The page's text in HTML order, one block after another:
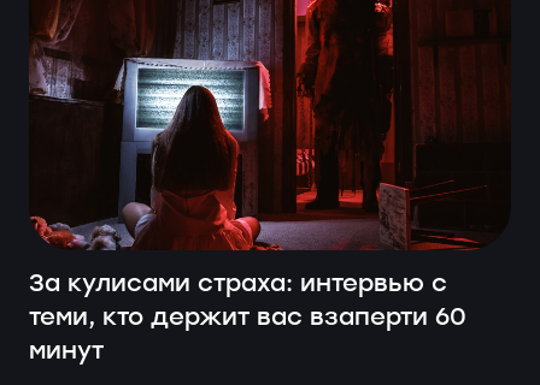
За кулисами страха: интервью с
теми, кто держит вас взаперти 60
минут